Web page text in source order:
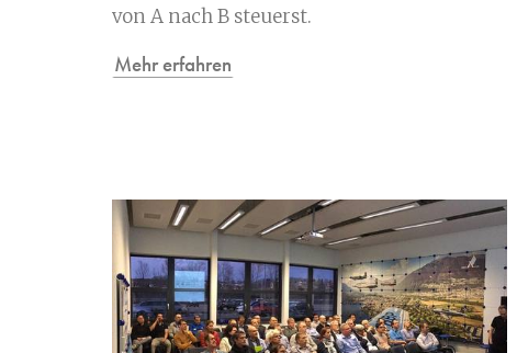
von A nach B steuerst.
Mehr erfahren